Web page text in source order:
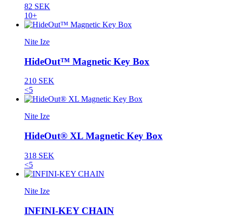
82 SEK
10+
Nite Ize
HideOut™ Magnetic Key Box
210 SEK
<5
Nite Ize
HideOut® XL Magnetic Key Box
318 SEK
<5
Nite Ize
INFINI-KEY CHAIN